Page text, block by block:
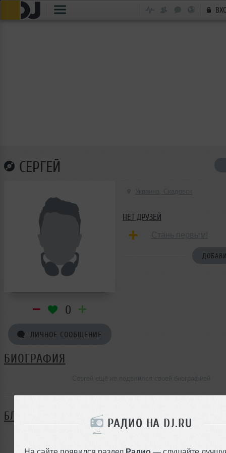
РАДИО НА DJ.RU
На сайте появился раздел Радио — слушайте
СЕРГЕЙ
0
ЛИЧНОЕ СООБЩЕНИЕ
НЕТ ДРУЗЕЙ
БИОГРАФИЯ
БЛОГ